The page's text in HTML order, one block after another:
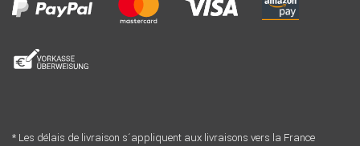
* Les délais de livraison s´appliquent aux livraisons vers la France